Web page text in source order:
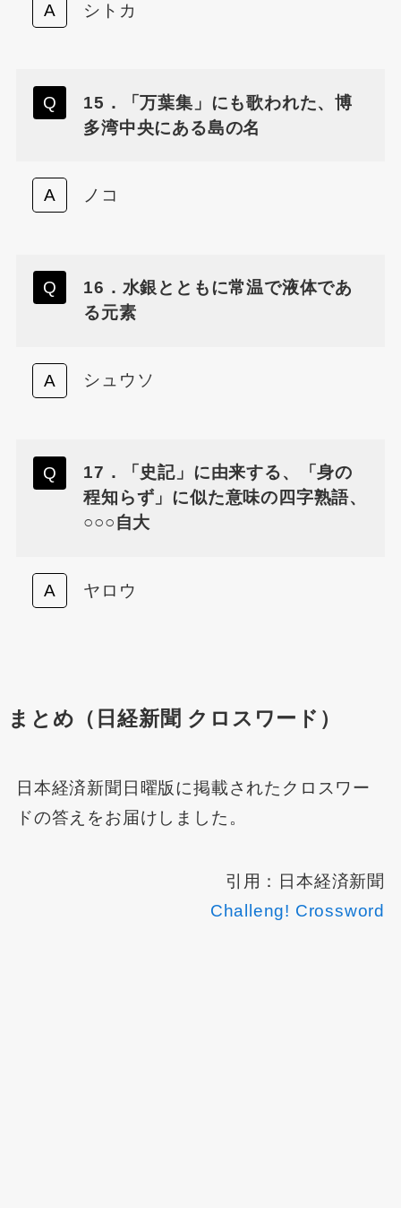
シトカ
15．「万葉集」にも歌われた、博
多湾中央にある島の名
ノコ
16．水銀とともに常温で液体であ
る元素
シュウソ
17．「史記」に由来する、「身の
程知らず」に似た意味の四字熟語、
○○○自大
ヤロウ
まとめ（日経新聞 クロスワード）
日本経済新聞日曜版に掲載されたクロスワー
ドの答えをお届けしました。
引用：日本経済新聞
Challeng! Crossword